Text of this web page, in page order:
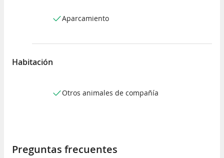
Aparcamiento
Habitación
Otros animales de compañía
Preguntas frecuentes